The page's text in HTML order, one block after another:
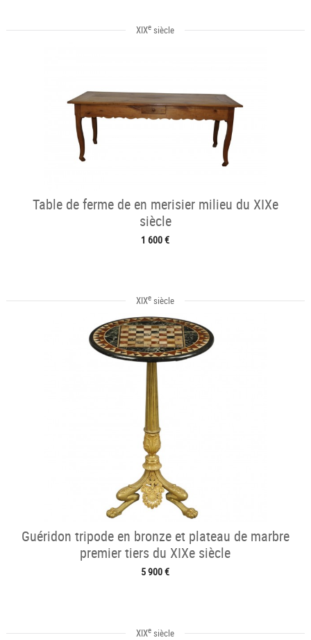
XIXe siècle
Table de ferme de en merisier milieu du XIXe
siècle
1 600 €
XIXe siècle
Guéridon tripode en bronze et plateau de marbre
premier tiers du XIXe siècle
5 900 €
XIXe siècle